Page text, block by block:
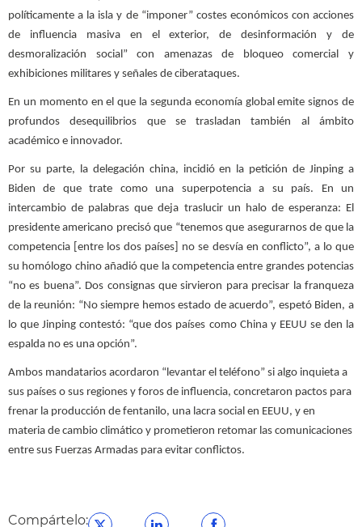
políticamente a la isla y de “imponer” costes económicos con acciones
de influencia masiva en el exterior, de desinformación y de
desmoralización social” con amenazas de bloqueo comercial y
exhibiciones militares y señales de ciberataques.
En un momento en el que la segunda economía global emite signos de
profundos desequilibrios que se trasladan también al ámbito
académico e innovador.
Por su parte, la delegación china, incidió en la petición de Jinping a
Biden de que trate como una superpotencia a su país. En un
intercambio de palabras que deja traslucir un halo de esperanza: El
presidente americano precisó que “tenemos que asegurarnos de que la
competencia [entre los dos países] no se desvía en conflicto”, a lo que
su homólogo chino añadió que la competencia entre grandes potencias
“no es buena”. Dos consignas que sirvieron para precisar la franqueza
de la reunión: “No siempre hemos estado de acuerdo”, espetó Biden, a
lo que Jinping contestó: “que dos países como China y EEUU se den la
espalda no es una opción”.
Ambos mandatarios acordaron “levantar el teléfono” si algo inquieta a
sus países o sus regiones y foros de influencia, concretaron pactos para
frenar la producción de fentanilo, una lacra social en EEUU, y en
materia de cambio climático y prometieron retomar las comunicaciones
entre sus Fuerzas Armadas para evitar conflictos.
Compártelo: